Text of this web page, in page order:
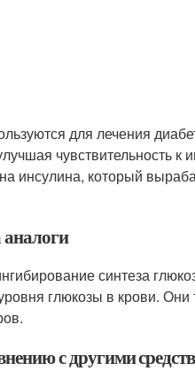
для лечения
чувствительность к
инсулина, который
синтеза
глюкозы в крови. Они
с другими